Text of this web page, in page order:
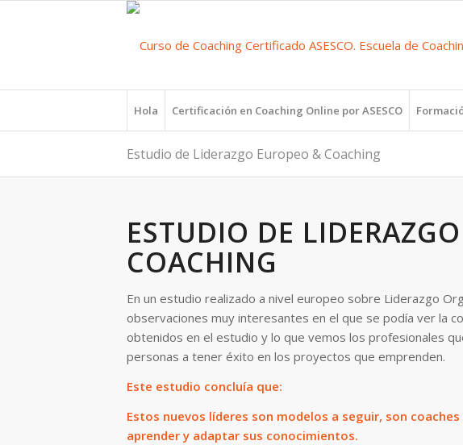
Hola Certificación en Coaching Online por ASESCO
Estudio de Liderazgo Europeo & Coaching
ESTUDIO DE
COACHING
En un estudio realizado a nivel europeo sobre Liderazgo
observaciones muy interesantes en el que se podía ver la
obtenidos en el estudio y lo que vemos los profesionales
personas a tener éxito en los proyectos que emprenden.
Este estudio concluía que:
Estos nuevos líderes son modelos a seguir, son
aprender y adaptar sus conocimientos.